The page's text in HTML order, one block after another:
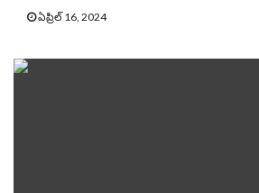
ఏప్రిల్ 16, 2024